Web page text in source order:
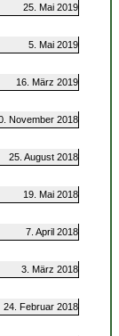
25. Mai 2019
5. Mai 2019
16. März 2019
November 2018
25. August 2018
19. Mai 2018
7. April 2018
3. März 2018
24. Februar 2018